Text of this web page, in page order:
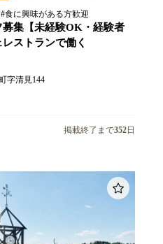
食に興味がある方歓迎
集【未経験OK・経験者
ストランで働く
字清見144
掲載終了まで352日